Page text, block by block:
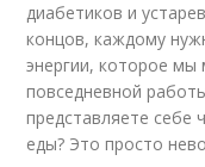
диабетиков и
концов, каждому
энергии, которое
повседневной
представляете себе
еды? Это просто